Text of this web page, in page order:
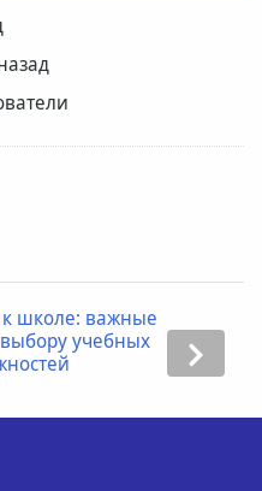
к школе: важные
учебных